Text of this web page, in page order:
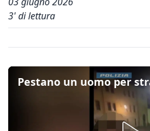
3' di lettura